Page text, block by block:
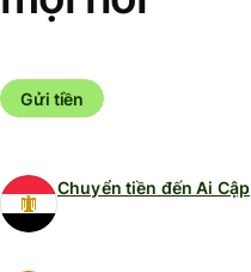
Gửi tiền
Chuyển tiền đến Ai Cập